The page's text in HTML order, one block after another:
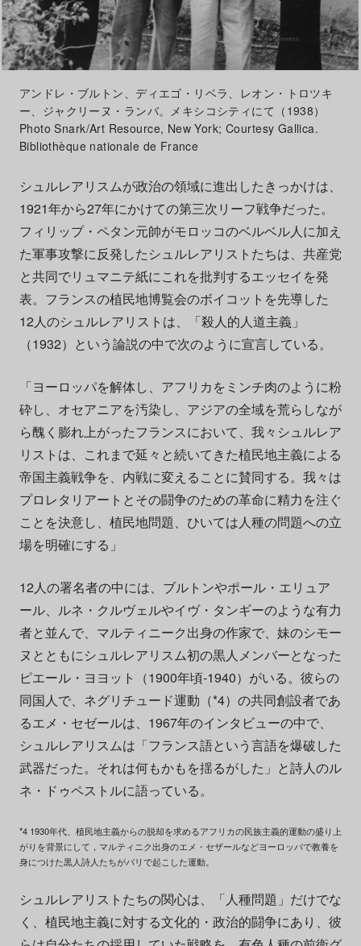
アンドレ・ブルトン、ディエゴ・リベラ、レオン・トロツキ
ー、ジャクリーヌ・ランバ。メキシコシティにて（1938）
Photo Snark/Art Resource, New York; Courtesy Gallica.
Bibliothèque nationale de France
シュルレアリスムが政治の領域に進出したきっかけは、
1921年から27年にかけての第三次リーフ戦争だった。
フィリップ・ペタン元帥がモロッコのベルベル人に加え
た軍事攻撃に反発したシュルレアリストたちは、共産党
と共同でリュマニテ紙にこれを批判するエッセイを発
表。フランスの植民地博覧会のボイコットを先導した
12人のシュルレアリストは、「殺人的人道主義」
（1932）という論説の中で次のように宣言している。
「ヨーロッパを解体し、アフリカをミンチ肉のように粉
砕し、オセアニアを汚染し、アジアの全域を荒らしなが
ら醜く膨れ上がったフランスにおいて、我々シュルレア
リストは、これまで延々と続いてきた植民地主義による
帝国主義戦争を、内戦に変えることに賛同する。我々は
プロレタリアートとその闘争のための革命に精力を注ぐ
ことを決意し、植民地問題、ひいては人種の問題への立
場を明確にする」
12人の署名者の中には、ブルトンやポール・エリュア
ール、ルネ・クルヴェルやイヴ・タンギーのような有力
者と並んで、マルティニーク出身の作家で、妹のシモー
ヌとともにシュルレアリスム初の黒人メンバーとなった
ピエール・ヨヨット（1900年頃-1940）がいる。彼らの
同国人で、ネグリチュード運動（*4）の共同創設者であ
るエメ・セゼールは、1967年のインタビューの中で、
シュルレアリスムは「フランス語という言語を爆破した
武器だった。それは何もかもを揺るがした」と詩人のル
ネ・ドゥペストルに語っている。
*4 1930年代、植民地主義からの脱却を求めるアフリカの民族主義的運動の盛り上
がりを背景にして，マルティニク出身のエメ・セザールなどヨーロッパで教養を
身につけた黒人詩人たちがパリで起こした運動。
シュルレアリストたちの関心は、「人種問題」だけでな
く、植民地主義に対する文化的・政治的闘争にあり、彼